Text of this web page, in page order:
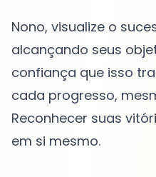
Nono, visualize o
alcançando seus
confiança que isso
cada progresso,
Reconhecer suas
em si mesmo.